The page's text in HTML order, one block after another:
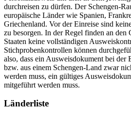
durchreisen zu dürfen. Der Schengen-
europäische Länder wie Spanien,
Griechenland. Vor der Einreise sind
zu besorgen. In der Regel finden an den
Staaten keine vollständigen
Stichprobenkontrollen können
also, dass ein Ausweisdokument bei der
bzw. aus einem Schengen-Land zwar
werden muss, ein gültiges
mitgeführt werden muss.
Länderliste